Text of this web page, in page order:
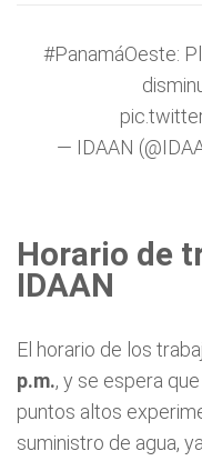
#PanamáOeste:
— IDAAN
Horario de
IDAAN
El horario de los
p.m., y se espera
puntos altos
suministro de agua,